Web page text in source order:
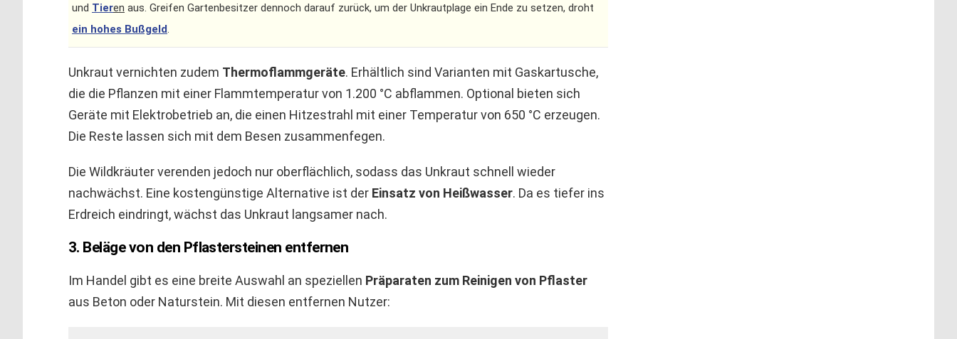
und Tieren aus. Greifen Gartenbesitzer dennoch darauf zurück, um der Unkrautplage ein Ende zu setzen, droht
ein hohes Bußgeld
Unkraut vernichten zudem Thermoflammgeräte. Erhältlich sind Varianten mit Gaskartusche,
die die Pflanzen mit einer Flammtemperatur von 1.200 °C abflammen. Optional bieten sich
Geräte mit Elektrobetrieb an, die einen Hitzestrahl mit einer Temperatur von 650 °C erzeugen.
Die Reste lassen sich mit dem Besen zusammenfegen.
Die Wildkräuter verenden jedoch nur oberflächlich, sodass das Unkraut schnell wieder
nachwächst. Eine kostengünstige Alternative ist der Einsatz von Heißwasser. Da es tiefer ins
Erdreich eindringt, wächst das Unkraut langsamer nach.
3. Beläge von den Pflastersteinen entfernen
Im Handel gibt es eine breite Auswahl an speziellen Präparaten zum Reinigen von Pflaster
aus Beton oder Naturstein. Mit diesen entfernen Nutzer: